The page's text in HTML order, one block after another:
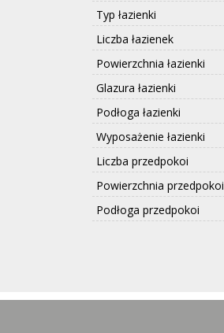
Typ łazienki
Liczba łazienek
Powierzchnia łazienki
Glazura łazienki
Podłoga łazienki
Wyposażenie łazienki
Liczba przedpokoi
Powierzchnia przedpokoi
Podłoga przedpokoi